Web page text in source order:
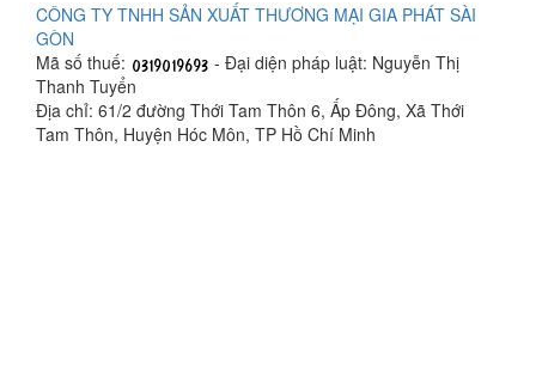
CÔNG TY TNHH SẢN XUẤT THƯƠNG MẠI GIA PHÁT SÀI
GÒN
Mã số thuế:
- Đại diện pháp luật: Nguyễn Thị
Thanh Tuyển
Địa chỉ: 61/2 đường Thới Tam Thôn 6, Ấp Đông, Xã Thới
Tam Thôn, Huyện Hóc Môn, TP Hồ Chí Minh